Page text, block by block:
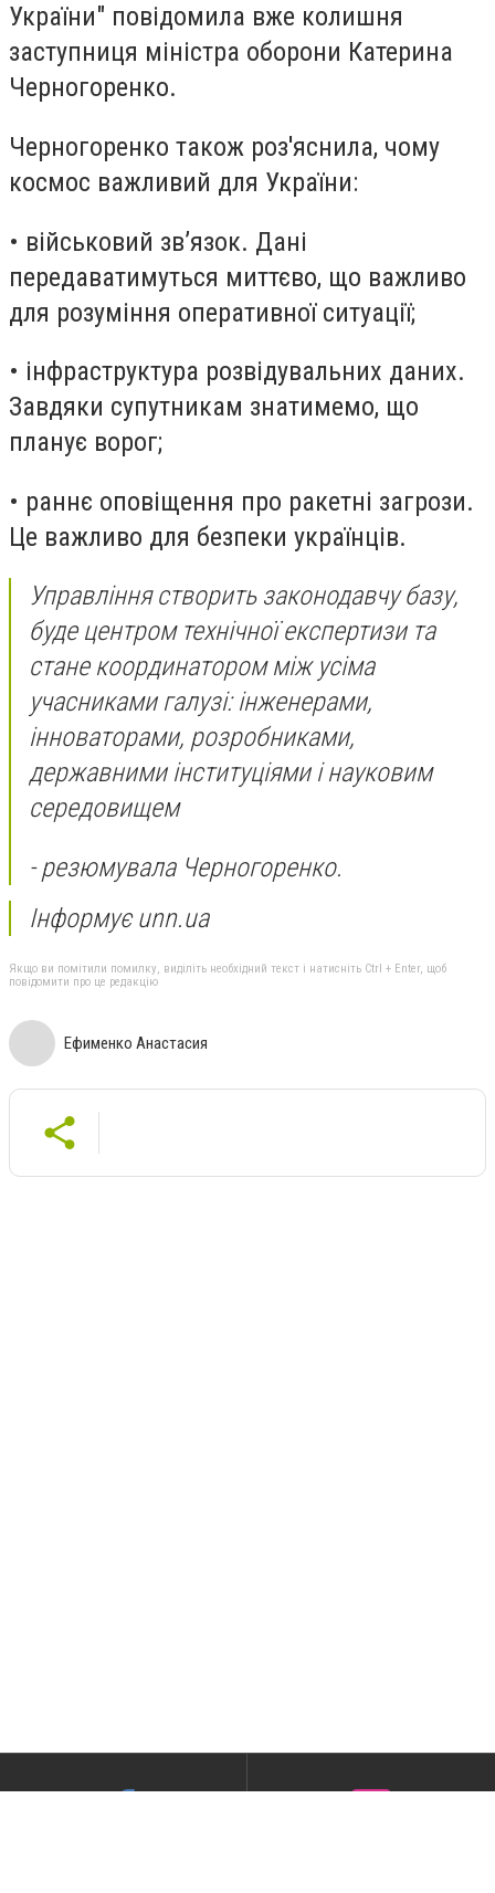
України" повідомила вже колишня
заступниця міністра оборони Катерина
Черногоренко.
Черногоренко також роз'яснила, чому
космос важливий для України:
• військовий зв’язок. Дані
передаватимуться миттєво, що важливо
для розуміння оперативної ситуації;
• інфраструктура розвідувальних даних.
Завдяки супутникам знатимемо, що
планує ворог;
• раннє оповіщення про ракетні загрози.
Це важливо для безпеки українців.
Управління створить законодавчу базу,
буде центром технічної експертизи та
стане координатором між усіма
учасниками галузі: інженерами,
інноваторами, розробниками,
державними інституціями і науковим
середовищем
- резюмувала Черногоренко.
Інформує unn.ua
Якщо ви помітили помилку, виділіть необхідний текст і натисніть Ctrl + Enter, щоб
повідомити про це редакцію
Ефименко Анастасия